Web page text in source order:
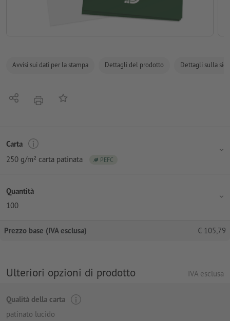
Avvisi sui dati per la stampa Dettagli del prodotto Dettagli sulla
Condividistamparealla lista preferiti
Carta
250 g/m² carta patinata
PEFC
Quantità
100
Prezzo base (IVA esclusa) € 105,79
Ulteriori opzioni di prodotto IVA esclusa
Qualità della carta
patinato lucido